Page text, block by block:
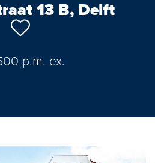
13 B, Delft
p.m. ex.